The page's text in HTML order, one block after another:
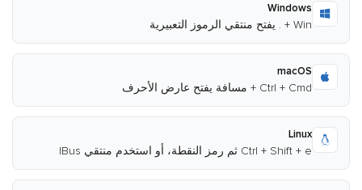
Windows
Win + . يفتح منتقي الرموز التعبيرية
macOS
Ctrl + Cmd + مسافة يفتح عارض الأحرف
Linux
Ctrl + Shift + e ثم رمز النقطة، أو استخدم منتقي IBus